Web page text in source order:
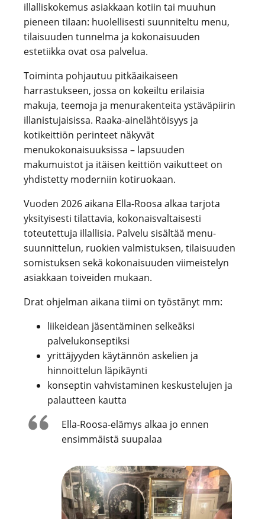
illalliskokemus asiakkaan kotiin tai muuhun
pieneen tilaan: huolellisesti suunniteltu menu,
tilaisuuden tunnelma ja kokonaisuuden
estetiikka ovat osa palvelua.
Toiminta pohjautuu pitkäaikaiseen
harrastukseen, jossa on kokeiltu erilaisia
makuja, teemoja ja menurakenteita ystäväpiirin
illanistujaisissa. Raaka-ainelähtöisyys ja
kotikeittiön perinteet näkyvät
menukokonaisuuksissa – lapsuuden
makumuistot ja itäisen keittiön vaikutteet on
yhdistetty moderniin kotiruokaan.
Vuoden 2026 aikana Ella-Roosa alkaa tarjota
yksityisesti tilattavia, kokonaisvaltaisesti
toteutettuja illallisia. Palvelu sisältää menu-
suunnittelun, ruokien valmistuksen, tilaisuuden
somistuksen sekä kokonaisuuden viimeistelyn
asiakkaan toiveiden mukaan.
Drat ohjelman aikana tiimi on työstänyt mm:
liikeidean jäsentäminen selkeäksi
palvelukonseptiksi
yrittäjyyden käytännön askelien ja
hinnoittelun läpikäynti
konseptin vahvistaminen keskustelujen ja
palautteen kautta
Ella-Roosa-elämys alkaa jo ennen
ensimmäistä suupalaa